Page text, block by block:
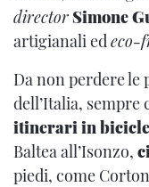
director Simone
artigianali ed eco-
Da non perdere
dell’Italia, sempre
itinerari in
Baltea all’Isonzo,
piedi, come